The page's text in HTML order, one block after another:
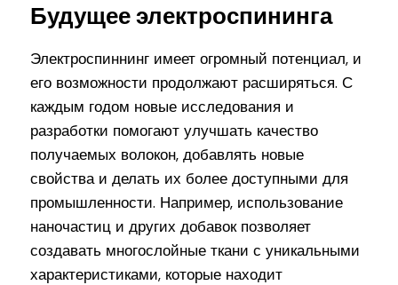
Будущее электроспининга
Электроспиннинг имеет огромный потенциал, и
его возможности продолжают расширяться. С
каждым годом новые исследования и
разработки помогают улучшать качество
получаемых волокон, добавлять новые
свойства и делать их более доступными для
промышленности. Например, использование
наночастиц и других добавок позволяет
создавать многослойные ткани с уникальными
характеристиками, которые находит